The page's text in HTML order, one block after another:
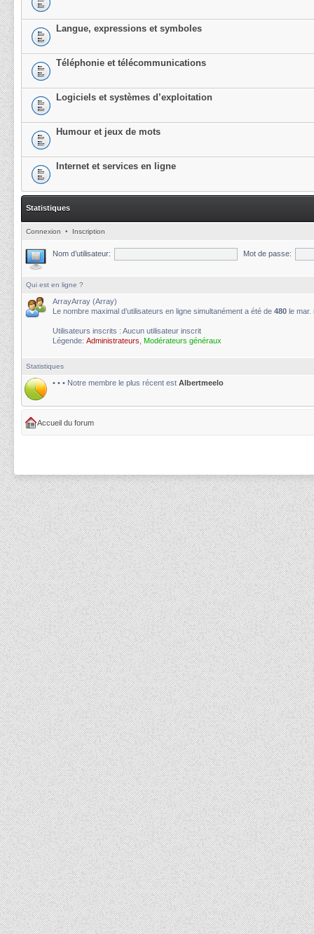
Langue, expressions et symboles
Téléphonie et télécommunications
Logiciels et systèmes d’exploitation
Humour et jeux de mots
Internet et services en ligne
Statistiques
Connexion • Inscription
Nom d’utilisateur: Mot de passe:
Qui est en ligne ?
ArrayArray (Array)
Le nombre maximal d’utilisateurs en ligne simultanément a été de 480 le mar.
Utilisateurs inscrits : Aucun utilisateur inscrit
Légende: Administrateurs Modérateurs généraux
Statistiques
• • • Notre membre le plus récent est Albertmeelo
Accueil du forum